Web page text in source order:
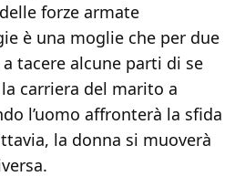
forze armate
è una moglie che per due
tacere alcune parti di se
carriera del marito a
l’uomo affronterà la sfida
la donna si muoverà